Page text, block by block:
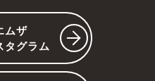
ムザ
タグラム